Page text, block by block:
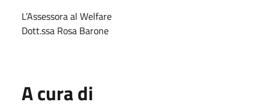
L’Assessora al Welfare
Dott.ssa Rosa Barone
A cura di